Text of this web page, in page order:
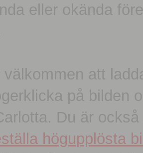
eller okända
välkommen att
på bilden
Du är
högupplösta